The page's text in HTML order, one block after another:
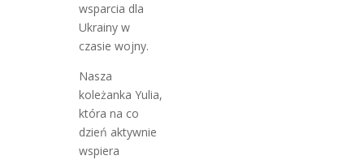
wsparcia dla
Ukrainy w
czasie wojny.
Nasza
koleżanka Yulia,
która na co
dzień aktywnie
wspiera